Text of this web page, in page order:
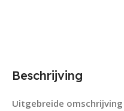
Beschrijving
Uitgebreide omschrijving